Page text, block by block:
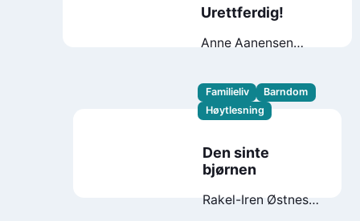
Urettferdig!
Anne Aanensen
Familieliv
Barndom
Høytlesning
Den sinte
bjørnen
Rakel-Iren Østnes-